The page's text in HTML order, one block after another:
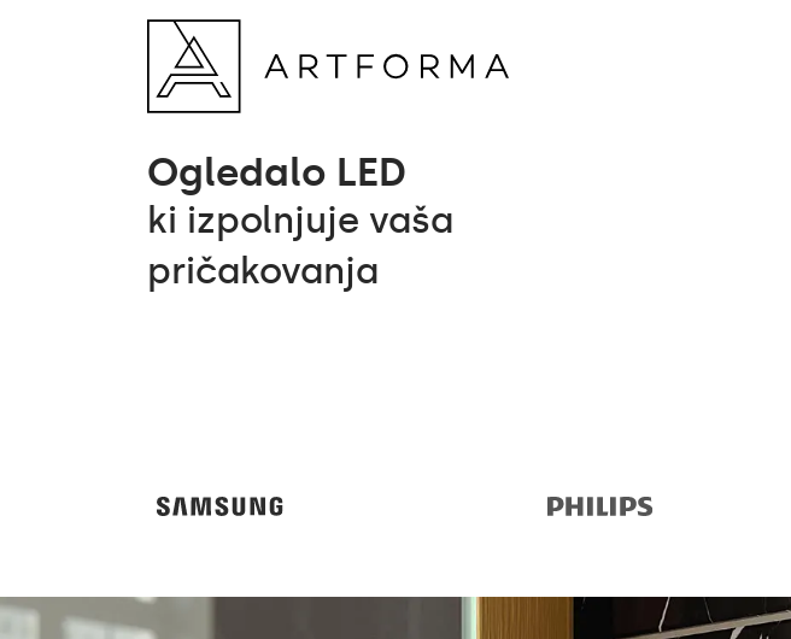
Ogledalo LED
ki izpolnjuje vaša
pričakovanja